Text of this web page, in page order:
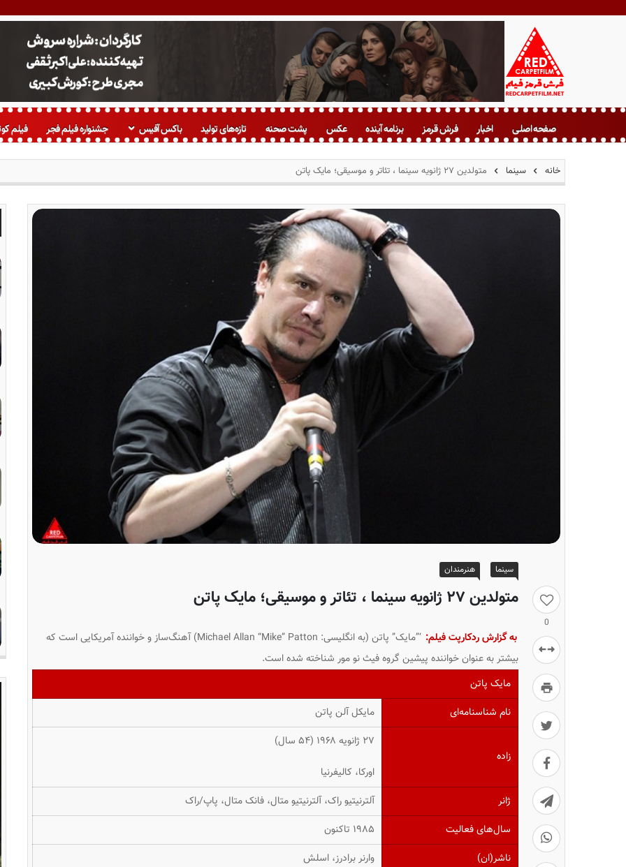
ف
ش
م
ز
صفحه اصلی اخبار فرش قرمز برنامه آینده عکس پشت صحنه تازه‌های تولید باکس آفیس جشنواره فیلم فجر فیلم
خانه سینما متولدین ۲۷ ژانویه سینما ، تئاتر و موسیقی؛ مایک پاتن
0
سینما هنرمندان
متولدین ۲۷ ژانویه سینما ، تئاتر و موسیقی؛ مایک پاتن
به گزارش ردکارپت فیلم:
‘”مایک” پاتن (به انگلیسی: Michael Allan “Mike” Patton) آهنگ‌ساز و خواننده آمریکایی است که
بیشتر به عنوان خواننده پیشین گروه فیث نو مور شناخته شده است.
مایک پاتن
نام شناسنامه‌ای
مایکل آلن پاتن
زاده
۲۷ ژانویه ۱۹۶۸ (۵۴ سال)
اورکا، کالیفرنیا
ژانر
آلترنیتیو راک، آلترنیتیو متال، فانک متال، پاپ/راک
سال‌های فعالیت
۱۹۸۵ تاکنون
ناشر(ان)
وارنر برادرز، اسلش